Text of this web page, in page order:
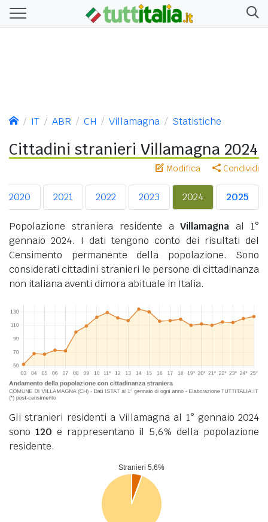
IT ABR CH Villamagna Statistiche
Cittadini stranieri Villamagna 2024
Modifica Condividi
2020 2021 2022 2023 2024 2025
Popolazione straniera residente aVillamagna al 1°
gennaio 2024. I dati tengono conto dei risultati del
Censimento permanente della popolazione. Sono
considerati cittadini stranieri le persone di cittadinanza
non italiana aventi dimora abituale in Italia.
Gli stranieri residenti a Villamagna al 1° gennaio 2024
sono 120 e rappresentano il 5,6% della popolazione
residente.